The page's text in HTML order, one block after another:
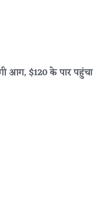
आग, $120 के पार पहुंचा